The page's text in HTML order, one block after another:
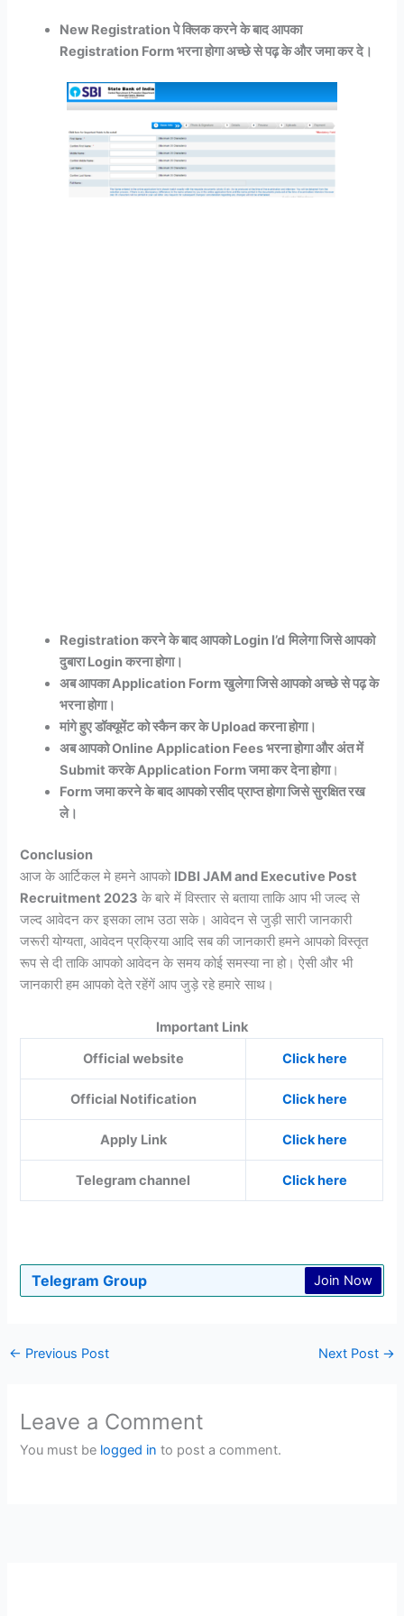
New Registration पे क्लिक करने के बाद आपका
Registration Form भरना होगा अच्छे से पढ़ के और जमा कर दे।
Registration करने के बाद आपको Login I’d मिलेगा जिसे आपको
दुबारा Login करना होगा।
अब आपका Application Form खुलेगा जिसे आपको अच्छे से पढ़ के
भरना होगा।
मांगे हुए डॉक्यूमेंट को स्कैन कर के Upload करना होगा।
अब आपको Online Application Fees भरना होगा और अंत में
Submit करके Application Form जमा कर देना होगा।
Form जमा करने के बाद आपको रसीद प्राप्त होगा जिसे सुरक्षित रख
ले।
Conclusion
आज के आर्टिकल मे हमने आपको IDBI JAM and Executive Post
Recruitment 2023 के बारे में विस्तार से बताया ताकि आप भी जल्द से
जल्द आवेदन कर इसका लाभ उठा सके। आवेदन से जुड़ी सारी जानकारी
जरूरी योग्यता, आवेदन प्रक्रिया आदि सब की जानकारी हमने आपको विस्तृत
रूप से दी ताकि आपको आवेदन के समय कोई समस्या ना हो। ऐसी और भी
जानकारी हम आपको देते रहेंगें आप जुड़े रहे हमारे साथ।
Important Link
Official website
Click here
Official Notification Click here
Apply Link Click here
Telegram channel Click here
Telegram Group Join Now
← Previous Post Next Post →
Leave a Comment
You must be logged in to post a comment.